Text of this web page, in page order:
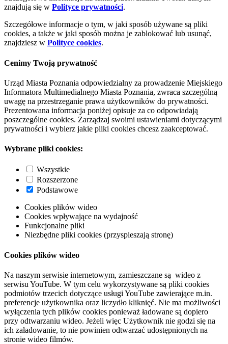
znajdują się w Polityce prywatności.
Szczegółowe informacje o tym, w jaki sposób używane są pliki
cookies, a także w jaki sposób można je zablokować lub usunąć,
znajdziesz w Polityce cookies.
Cenimy Twoją prywatność
Urząd Miasta Poznania odpowiedzialny za prowadzenie Miejskiego
Informatora Multimedialnego Miasta Poznania, zwraca szczególną
uwagę na przestrzeganie prawa użytkowników do prywatności.
Prezentowana informacja poniżej opisuje za co odpowiadają
poszczególne cookies. Zarządzaj swoimi ustawieniami dotyczącymi
prywatności i wybierz jakie pliki cookies chcesz zaakceptować.
Wybrane pliki cookies:
Wszystkie
Rozszerzone
Podstawowe
Cookies plików wideo
Cookies wpływające na wydajność
Funkcjonalne pliki
Niezbędne pliki cookies (przyspieszają stronę)
Cookies plików wideo
Na naszym serwisie internetowym, zamieszczane są wideo z
serwisu YouTube. W tym celu wykorzystywane są pliki cookies
podmiotów trzecich dotyczące usługi YouTube zawierające m.in.
preferencje użytkownika oraz liczydło kliknięć. Nie ma możliwości
wyłączenia tych plików cookies ponieważ ładowane są dopiero
przy odtwarzaniu wideo. Jeżeli więc Użytkownik nie godzi się na
ich załadowanie, to nie powinien odtwarzać udostępnionych na
stronie wideo filmów.